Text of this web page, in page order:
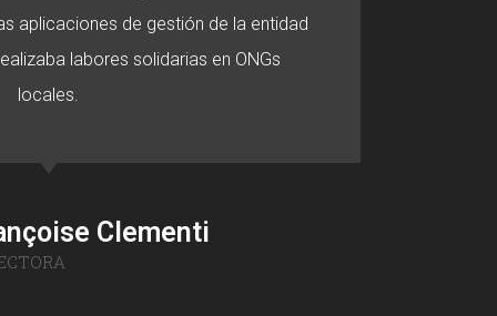
aplicaciones de gestión de la entidad
labores solidarias en ONGs
locales.
Clementi